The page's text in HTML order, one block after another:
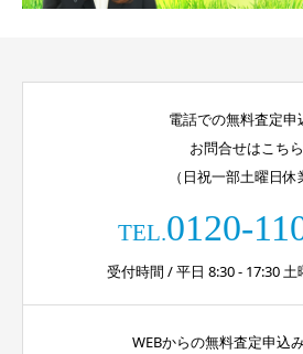
電話での無料査定申
お問合せはこちら
（日祝一部土曜日休
TEL.0120-
受付時間 / 平日 8:30 - 17:30 土
WEBからの無料査定申込